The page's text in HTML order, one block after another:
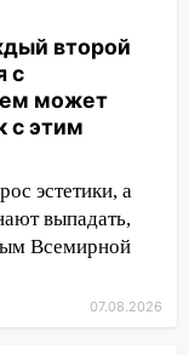
и
град
иномарку
второй
с
может
с этим
эстетики, а
выпадать,
Всемирной
07.08.2026